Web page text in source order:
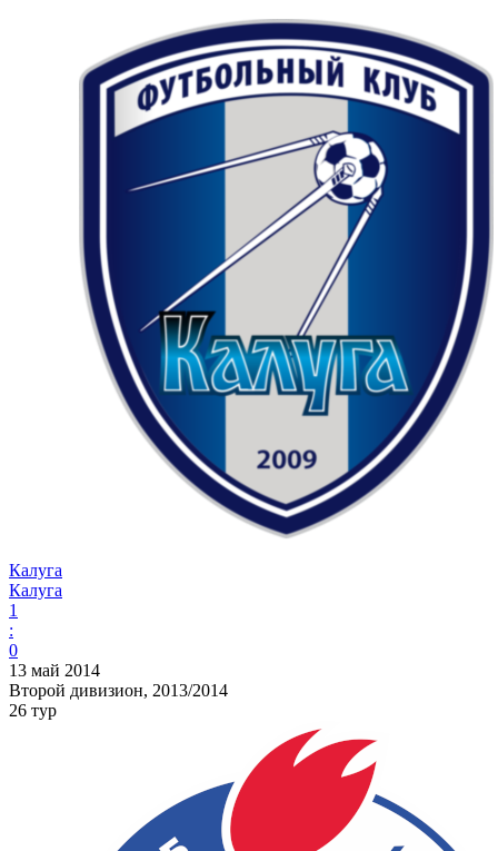
Калуга
Калуга
1
:
0
13 май 2014
Второй дивизион, 2013/2014
26 тур